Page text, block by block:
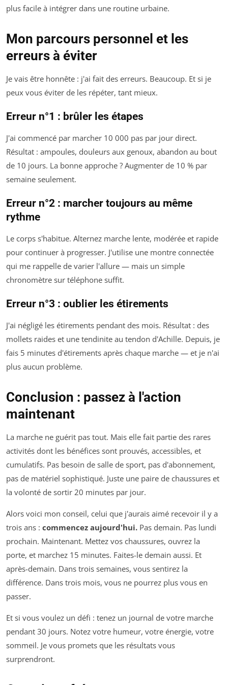
plus facile à intégrer dans une routine urbaine.
Mon parcours personnel et les
erreurs à éviter
Je vais être honnête : j'ai fait des erreurs. Beaucoup. Et si je
peux vous éviter de les répéter, tant mieux.
Erreur n°1 : brûler les étapes
J'ai commencé par marcher 10 000 pas par jour direct.
Résultat : ampoules, douleurs aux genoux, abandon au bout
de 10 jours. La bonne approche ? Augmenter de 10 % par
semaine seulement.
Erreur n°2 : marcher toujours au même
rythme
Le corps s'habitue. Alternez marche lente, modérée et rapide
pour continuer à progresser. J'utilise une montre connectée
qui me rappelle de varier l'allure — mais un simple
chronomètre sur téléphone suffit.
Erreur n°3 : oublier les étirements
J'ai négligé les étirements pendant des mois. Résultat : des
mollets raides et une tendinite au tendon d'Achille. Depuis, je
fais 5 minutes d'étirements après chaque marche — et je n'ai
plus aucun problème.
Conclusion : passez à l'action
maintenant
La marche ne guérit pas tout. Mais elle fait partie des rares
activités dont les bénéfices sont prouvés, accessibles, et
cumulatifs. Pas besoin de salle de sport, pas d'abonnement,
pas de matériel sophistiqué. Juste une paire de chaussures et
la volonté de sortir 20 minutes par jour.
Alors voici mon conseil, celui que j'aurais aimé recevoir il y a
trois ans : commencez aujourd'hui. Pas demain. Pas lundi
prochain. Maintenant. Mettez vos chaussures, ouvrez la
porte, et marchez 15 minutes. Faites-le demain aussi. Et
après-demain. Dans trois semaines, vous sentirez la
différence. Dans trois mois, vous ne pourrez plus vous en
passer.
Et si vous voulez un défi : tenez un journal de votre marche
pendant 30 jours. Notez votre humeur, votre énergie, votre
sommeil. Je vous promets que les résultats vous
surprendront.